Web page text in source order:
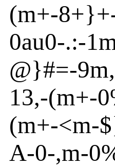
(m+-8+}+
0au0-.:-
@}#=-9m,
13,-(m+-0
(m+-<m-
A-0-,m-0